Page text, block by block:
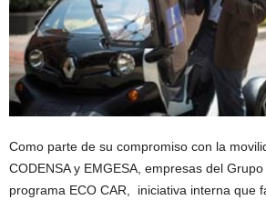
Como parte de su compromiso con la
CODENSA y EMGESA, empresas del
programa ECO CAR, iniciativa interna que